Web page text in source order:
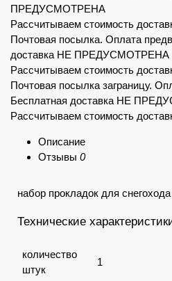
ПРЕДУСМОТРЕНА
Рассчитываем стоимость
Почтовая посылка. Оплата
доставка НЕ ПРЕДУСМОТРЕНА
Рассчитываем стоимость
Почтовая посылка заграницу.
Бесплатная доставка НЕ
Рассчитываем стоимость
Описание
Отзывы 0
набор прокладок для снегохода
Технические
количество
штук
1